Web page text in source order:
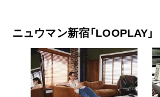
ニュウマン新宿「LOOPLAY​」